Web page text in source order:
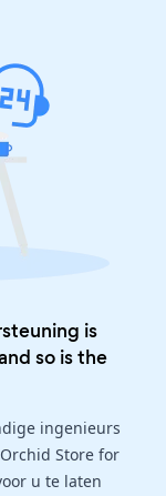
is
so is the
ingenieurs
Store for
u te laten